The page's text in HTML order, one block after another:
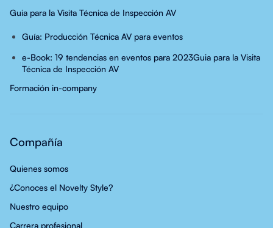
Guia para la Visita Técnica de Inspección AV
Guía: Producción Técnica AV para eventos
e-Book: 19 tendencias en eventos para 2023Guia para la Visita
Técnica de Inspección AV
Formación in-company
Compañía
Quienes somos
¿Conoces el Novelty Style?
Nuestro equipo
Carrera profesional